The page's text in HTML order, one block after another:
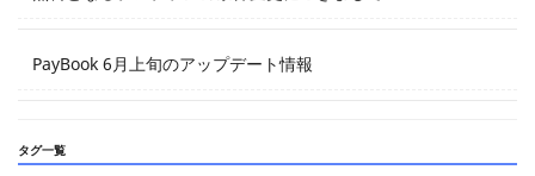
PayBook 6月上旬のアップデート情報
タグ一覧